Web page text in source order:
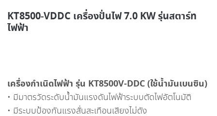
KT8500-VDDC เครื่องปั่นไฟ 7.0 KW รุ่นสตาร์ท
ไฟฟ้า
เครื่องกำเนิดไฟฟ้า รุ่น KT8500V-DDC (ใช้น้ำมันเบนซิน)
• มีมาตรวัดระดับน้ำมันแรงดันไฟฟ้าระบบตัดไฟอัตโนมัติ
• มีระบบป้องกันแรงสั่นสะเทือนเสียงไม่ดัง